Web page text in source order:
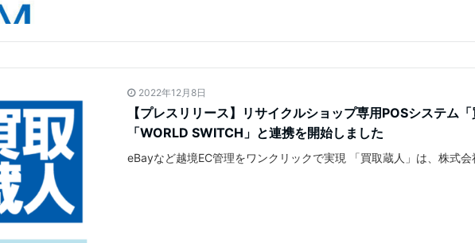
2022年12月8日
【プレスリリース】リサイクルショップ専用POSシステム
「WORLD SWITCH」と連携を開始しました
eBayなど越境EC管理をワンクリックで実現 「買取蔵人」は、株式